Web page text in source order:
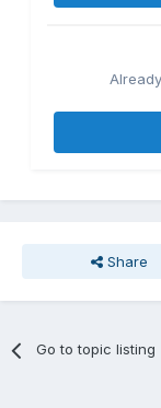
Share
Go to topic listing